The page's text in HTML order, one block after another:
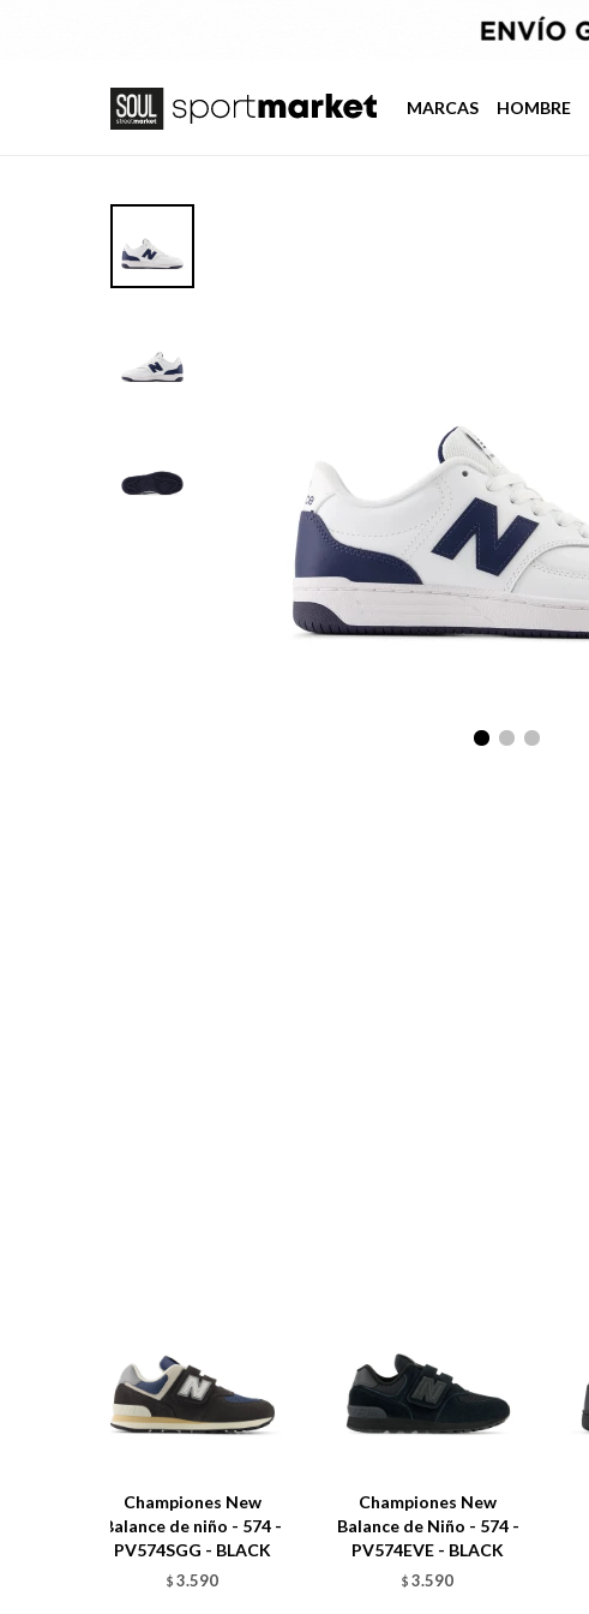
MARCAS HOMBRE
Championes New
Balance de niño - 574 -
PV574SGG - BLACK
$ 3.590
Championes New
Balance de Niño - 574 -
PV574EVE - BLACK
$ 3.590